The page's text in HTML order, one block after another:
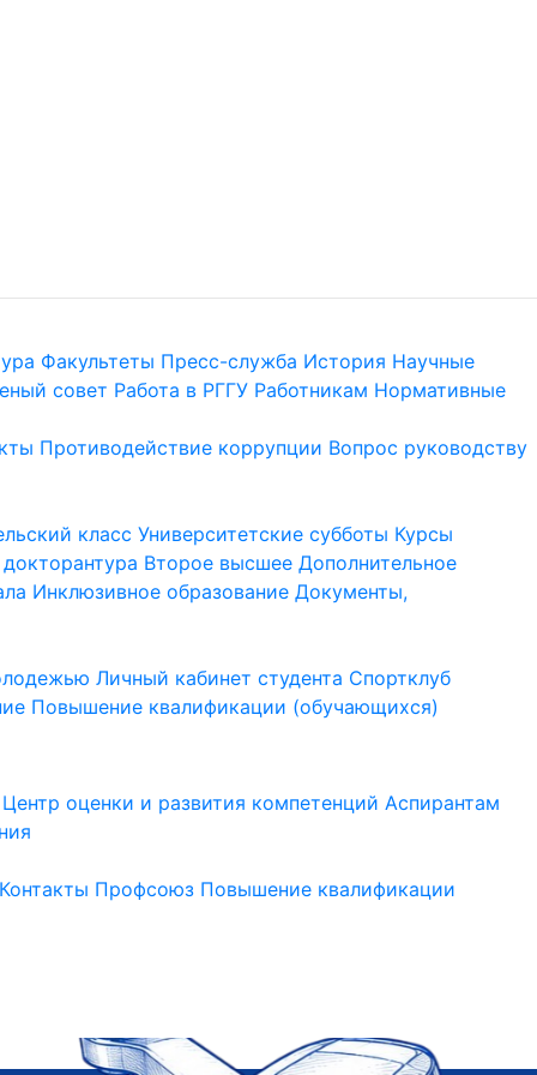
Факультеты Пресс-служба История Научные
совет Работа в РГГУ Работникам Нормативные
Противодействие коррупции Вопрос руководству
класс Университетские субботы Курсы
Второе высшее Дополнительное
Инклюзивное образование Документы,
Личный кабинет студента Спортклуб
Повышение квалификации (обучающихся)
Центр оценки и развития компетенций Аспирантам
Контакты Профсоюз Повышение квалификации